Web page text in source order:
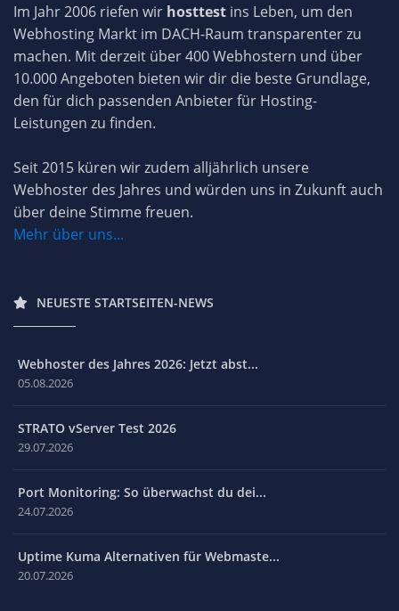
Im Jahr 2006 riefen wir hosttest ins Leben, um den
Webhosting Markt im DACH-Raum transparenter zu
machen. Mit derzeit über 400 Webhostern und über
10.000 Angeboten bieten wir dir die beste Grundlage,
den für dich passenden Anbieter für Hosting-
Leistungen zu finden.
Seit 2015 küren wir zudem alljährlich unsere
Webhoster des Jahres und würden uns in Zukunft auch
über deine Stimme freuen.
Mehr über uns...
NEUESTE STARTSEITEN-NEWS
Webhoster des Jahres 2026: Jetzt abst...
05.08.2026
STRATO vServer Test 2026
29.07.2026
Port Monitoring: So überwachst du dei...
24.07.2026
Uptime Kuma Alternativen für Webmaste...
20.07.2026